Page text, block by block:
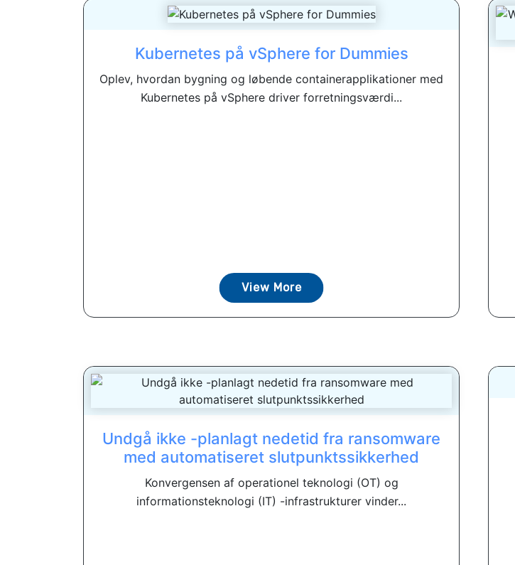
Kubernetes på vSphere for Dummies
Oplev, hvordan bygning og løbende containerapplikationer med
Kubernetes på vSphere driver forretningsværdi...
View More
Undgå ikke -planlagt nedetid fra ransomware
med automatiseret slutpunktssikkerhed
Konvergensen af ​​operationel teknologi (OT) og
informationsteknologi (IT) -infrastrukturer vinder...